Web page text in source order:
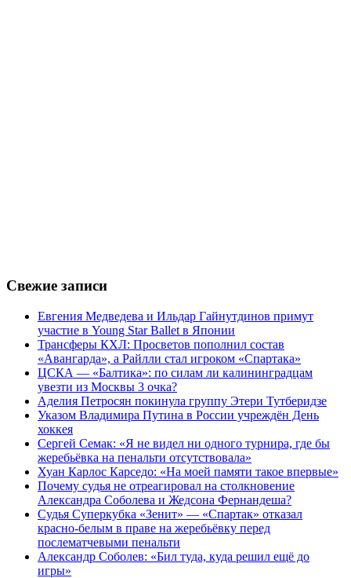
Свежие записи
Евгения Медведева и Ильдар Гайнутдинов примут
участие в Young Star Ballet в Японии
Трансферы КХЛ: Просветов пополнил состав
«Авангарда», а Райлли стал игроком «Спартака»
ЦСКА — «Балтика»: по силам ли калининградцам
увезти из Москвы 3 очка?
Аделия Петросян покинула группу Этери Тутберидзе
Указом Владимира Путина в России учреждён День
хоккея
Сергей Семак: «Я не видел ни одного турнира, где бы
жеребьёвка на пенальти отсутствовала»
Хуан Карлос Карседо: «На моей памяти такое впервые»
Почему судья не отреагировал на столкновение
Александра Соболева и Жедсона Фернандеша?
Судья Суперкубка «Зенит» — «Спартак» отказал
красно-белым в праве на жеребьёвку перед
послематчевыми пенальти
Александр Соболев: «Бил туда, куда решил ещё до
игры»